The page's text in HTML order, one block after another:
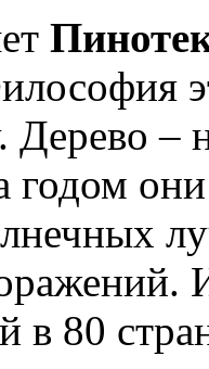
Дерево –
годом
в 80